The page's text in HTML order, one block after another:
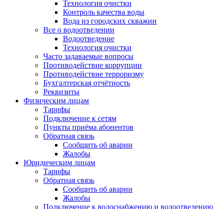
Технология очистки
Контроль качества воды
Вода из городских скважин
Все о водоотведении
Водоотведение
Технология очистки
Часто задаваемые вопросы
Противодействие коррупции
Противодействие терроризму
Бухгалтерская отчётность
Реквизиты
Физическим лицам
Тарифы
Подключение к сетям
Пункты приёма абонентов
Обратная связь
Сообщить об аварии
Жалобы
Юридическим лицам
Тарифы
Обратная связь
Сообщить об аварии
Жалобы
Подключение к водоснабжению и водоотведению